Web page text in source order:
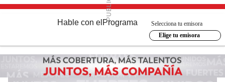
Hable con el Programa
Selecciona tu emisora
Elige tu emisora